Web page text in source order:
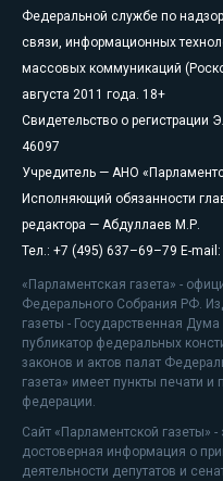
Федеральной службе по
связи, информационных
массовых коммуникаций
августа 2011 года. 18+
Свидетельство о регистрации
46097
Учредитель — АНО
Исполняющий обязанности
редактора — Абдуллаев М.Р.
Тел.: +7 (495) 637–69–79 E-mail:
«Парламентская газета» -
Федерального Собрания РФ.
газеты - Государственная
публикатор федеральных
законов и актов палат
газета» имеет пункты печати и
федерации.
Сайт «Парламентской газеты»
достоверная информация о
деятельности депутатов и